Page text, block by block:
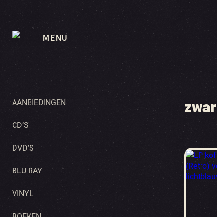
MENU
AANBIEDINGEN
CD’S
DVD’S
BLU-RAY
VINYL